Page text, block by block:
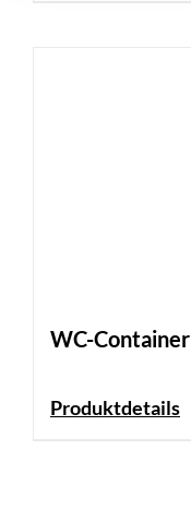
WC-Container
Produktdetails